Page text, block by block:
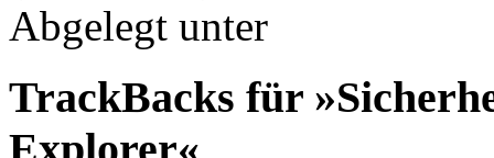
Abgelegt unter
TrackBacks für